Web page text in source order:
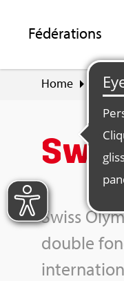
Fédé­ra­tions
Home À
Swiss
double